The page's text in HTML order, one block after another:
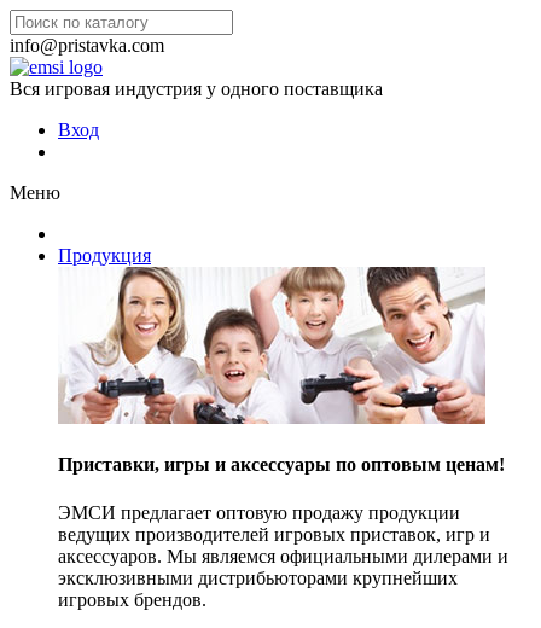
info@pristavka.com
Вся игровая индустрия у одного поставщика
Вход
Меню
Продукция
Приставки, игры и аксессуары по оптовым ценам!
ЭМСИ предлагает оптовую продажу продукции
ведущих производителей игровых приставок, игр и
аксессуаров. Мы являемся официальными дилерами и
эксклюзивными дистрибьюторами крупнейших
игровых брендов.